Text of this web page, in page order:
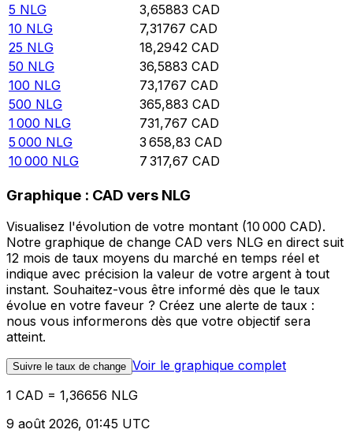
5 NLG 3,65883 CAD
10 NLG 7,31767 CAD
25 NLG 18,2942 CAD
50 NLG 36,5883 CAD
100 NLG 73,1767 CAD
500 NLG 365,883 CAD
1 000 NLG 731,767 CAD
5 000 NLG 3 658,83 CAD
10 000 NLG 7 317,67 CAD
Graphique : CAD vers NLG
Visualisez l'évolution de votre montant (10 000 CAD).
Notre graphique de change CAD vers NLG en direct suit
12 mois de taux moyens du marché en temps réel et
indique avec précision la valeur de votre argent à tout
instant. Souhaitez-vous être informé dès que le taux
évolue en votre faveur ? Créez une alerte de taux :
nous vous informerons dès que votre objectif sera
atteint.
Suivre le taux de change Voir le graphique complet
1 CAD = 1,36656 NLG
9 août 2026, 01:45 UTC